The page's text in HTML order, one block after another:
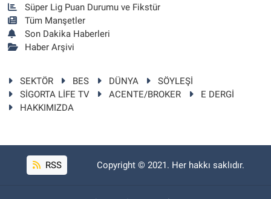
Süper Lig Puan Durumu ve Fikstür
Tüm Manşetler
Son Dakika Haberleri
Haber Arşivi
SEKTÖR BES DÜNYA
SÖYLEŞİ
SİGORTA LİFE TV
ACENTE/BROKER
E DERGİ
HAKKIMIZDA
RSS Copyright © 2021. Her hakkı saklıdır.